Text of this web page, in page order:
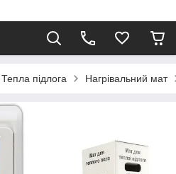
Тепла підлога Нагрівальний мат